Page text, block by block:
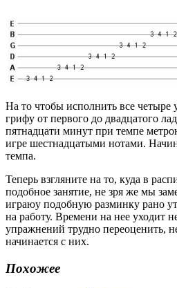
На то чтобы исполнить все четыре
грифу от первого до двадцатого
пятнадцати минут при темпе
игре шестнадцатыми нотами.
темпа.
Теперь взгляните на то, куда в
подобное занятие, не зря же мы
играюу подобную разминку рано
на работу. Времени на нее уходит
упражнений трудно переоценить,
начинается с них.
Похожее